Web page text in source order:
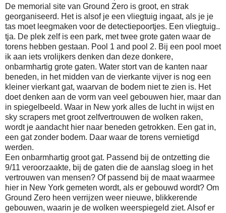
De memorial site van Ground Zero is groot, en strak
georganiseerd. Het is alsof je een vliegtuig ingaat, als je je
tas moet leegmaken voor de detectiepoortjes. Een vliegtuig..
tja. De plek zelf is een park, met twee grote gaten waar de
torens hebben gestaan. Pool 1 and pool 2. Bij een pool moet
ik aan iets vrolijkers denken dan deze donkere,
onbarmhartig grote gaten. Water stort van de kanten naar
beneden, in het midden van de vierkante vijver is nog een
kleiner vierkant gat, waarvan de bodem niet te zien is. Het
doet denken aan de vorm van veel gebouwen hier, maar dan
in spiegelbeeld. Waar in New york alles de lucht in wijst en
sky scrapers met groot zelfvertrouwen de wolken raken,
wordt je aandacht hier naar beneden getrokken. Een gat in,
een gat zonder bodem. Daar waar de torens vernietigd
werden.
Een onbarmhartig groot gat. Passend bij de ontzetting die
9/11 veroorzaakte, bij de gaten die de aanslag sloeg in het
vertrouwen van mensen? Of passend bij de maat waarmee
hier in New York gemeten wordt, als er gebouwd wordt? Om
Ground Zero heen verrijzen weer nieuwe, blikkerende
gebouwen, waarin je de wolken weerspiegeld ziet. Alsof er